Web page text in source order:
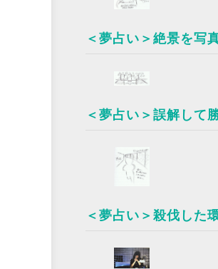
＜夢占い＞絶景を写
＜夢占い＞誤解して
＜夢占い＞殺伐した